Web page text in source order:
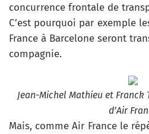
concurrence frontale de
C’est pourquoi par exemple
France à Barcelone seront
compagnie.
Jean-Michel Mathieu et Franck
d’Air
Mais, comme Air France le